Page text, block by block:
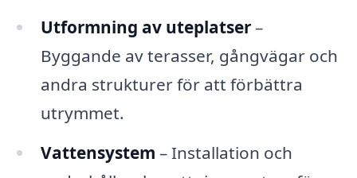
Utformning av uteplatser–
Byggande av terasser, gångvägar och
andra strukturer för att förbättra
utrymmet.
Vattensystem – Installation och